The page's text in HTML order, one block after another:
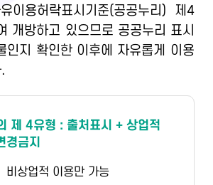
이용허락표시기준(공공누리) 제4
개방하고 있으므로 공공누리 표시
인지 확인한 이후에 자유롭게 이용
제 4유형 : 출처표시 + 상업적
경금지
비상업적 이용만 가능